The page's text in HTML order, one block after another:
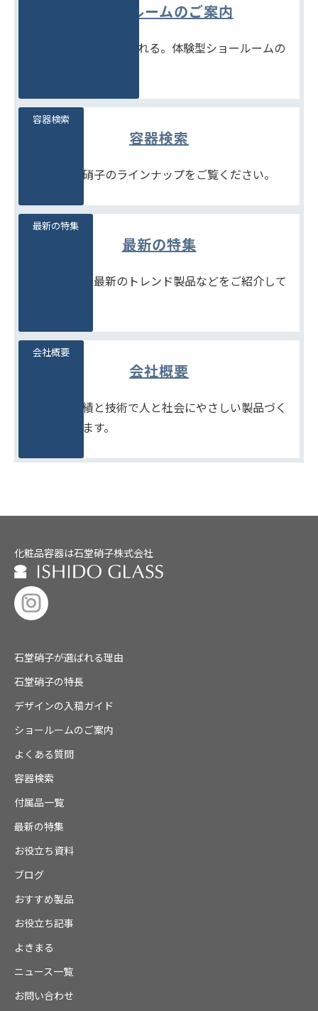
ショールームのご案内
見て、触れて、比べられる。体験型ショールームの
容器検索
豊富な石堂硝子のラインナップをご覧ください。
容器検索
最新の特集
季節商品や、最新のトレンド製品などをご紹介して
最新の特集
会社概要
たしかな実績と技術で人と社会にやさしい製品づく
りをめざします。
会社概要
化粧品容器は石堂硝子株式会社
石堂硝子が選ばれる理由
石堂硝子の特長
デザインの入稿ガイド
ショールームのご案内
よくある質問
容器検索
付属品一覧
最新の特集
お役立ち資料
ブログ
おすすめ製品
お役立ち記事
よきまる
ニュース一覧
お問い合わせ